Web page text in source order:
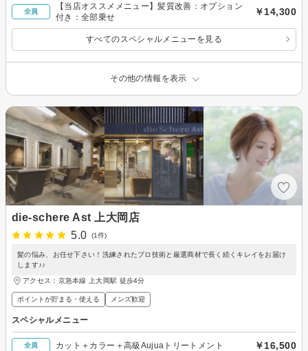
全員
【当店オススメメニュー】髪質改善：オプション
付き：全部乗せ
￥14,300
すべてのスペシャルメニューを見る
その他の情報を表示
die-schere Ast 上大岡店
5.0
(1件)
髪の悩み、お任せ下さい！洗練されたプロ技術と厳選商材で長く続くキレイをお届け
します♪♪
アクセス：京急本線 上大岡駅 徒歩4分
ポイントが貯まる・使える メンズ歓迎
スペシャルメニュー
全員 カット＋カラー＋高級Aujuaトリートメント ￥16,500